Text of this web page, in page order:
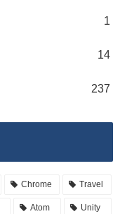
1
14
237
Chrome Travel
Atom Unity